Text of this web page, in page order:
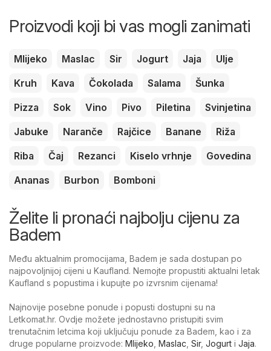
Proizvodi koji bi vas mogli zanimati
Mlijeko Maslac Sir Jogurt Jaja
Ulje
Kruh
Kava Čokolada Salama
Šunka
Pizza
Sok Vino Pivo Piletina
Svinjetina
Jabuke
Naranče Rajčice Banane
Riža
Riba
Čaj Rezanci Kiselo vrhnje
Govedina
Ananas
Burbon Bomboni
Želite li pronaći najbolju cijenu za
Badem
Među aktualnim promocijama, Badem je sada dostupan po
najpovoljnijoj cijeni u Kaufland. Nemojte propustiti aktualni letak
Kaufland s popustima i kupujte po izvrsnim cijenama!
Najnovije posebne ponude i popusti dostupni su na
Letkomat.hr. Ovdje možete jednostavno pristupiti svim
trenutačnim letcima koji uključuju ponude za Badem, kao i za
druge popularne proizvode: Mlijeko Maslac Sir, Jogurt i Jaja.